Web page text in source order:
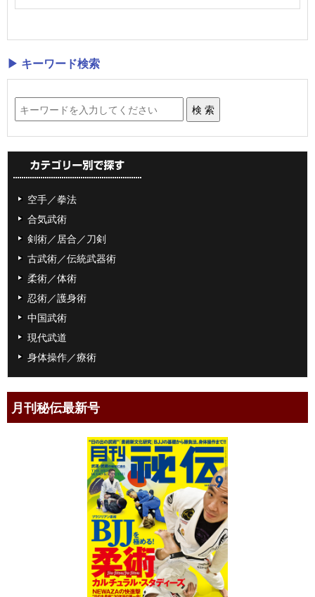
▶ キーワード検索
空手／拳法
合気武術
剣術／居合／刀剣
古武術／伝統武器術
柔術／体術
忍術／護身術
中国武術
現代武道
身体操作／療術
月刊秘伝最新号